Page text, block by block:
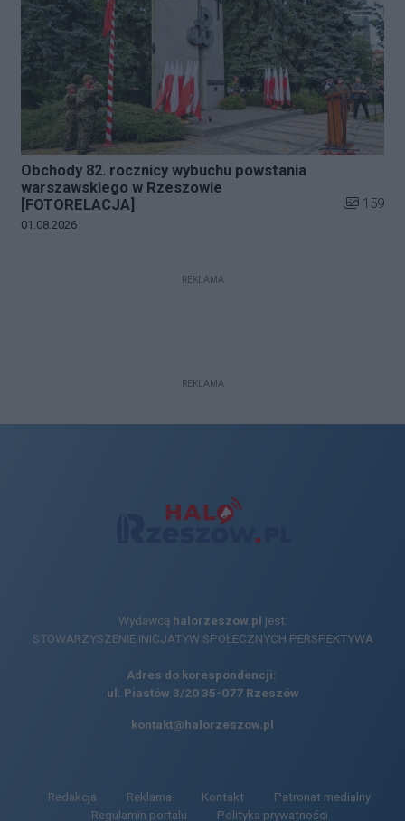
Obchody 82. rocznicy wybuchu powstania
warszawskiego w Rzeszowie
[FOTORELACJA]
Liczba
159
Data dodania galerii:
01.08.2026
REKLAMA
REKLAMA
Wydawcą halorzeszow.pl jest:
STOWARZYSZENIE INICJATYW SPOŁECZNYCH PERSPEKTYWA
Adres do korespondencji:
ul. Piastów 3/20 35-077 Rzeszów
kontakt@halorzeszow.pl
Redakcja Reklama Kontakt
Patronat medialny
Regulamin portalu
Polityka prywatności